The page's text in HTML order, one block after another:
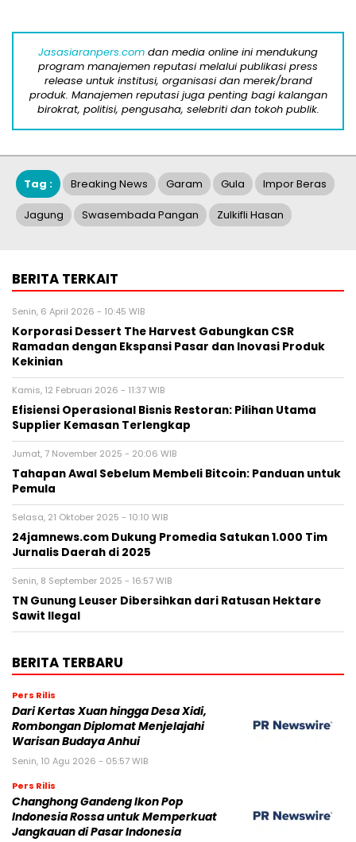
Jasasiaranpers.com dan media online ini mendukung
program manajemen reputasi melalui publikasi press
release untuk institusi, organisasi dan merek/brand
produk. Manajemen reputasi juga penting bagi kalangan
birokrat, politisi, pengusaha, selebriti dan tokoh publik.
Tag : Breaking News Garam Gula Impor Beras
Jagung Swasembada Pangan Zulkifli Hasan
BERITA TERKAIT
Senin, 6 April 2026 - 10:45 WIB
Korporasi Dessert The Harvest Gabungkan CSR
Ramadan dengan Ekspansi Pasar dan Inovasi Produk
Kekinian
Kamis, 12 Februari 2026 - 11:37 WIB
Efisiensi Operasional Bisnis Restoran: Pilihan Utama
Supplier Kemasan Terlengkap
Jumat, 7 November 2025 - 20:06 WIB
Tahapan Awal Sebelum Membeli Bitcoin: Panduan untuk
Pemula
Selasa, 21 Oktober 2025 - 10:10 WIB
24jamnews.com Dukung Promedia Satukan 1.000 Tim
Jurnalis Daerah di 2025
Senin, 8 September 2025 - 16:57 WIB
TN Gunung Leuser Dibersihkan dari Ratusan Hektare
Sawit Ilegal
BERITA TERBARU
Pers Rilis
Dari Kertas Xuan hingga Desa Xidi,
Rombongan Diplomat Menjelajahi
Warisan Budaya Anhui
Senin, 10 Agu 2026 - 05:57 WIB
Pers Rilis
Changhong Gandeng Ikon Pop
Indonesia Rossa untuk Memperkuat
Jangkauan di Pasar Indonesia